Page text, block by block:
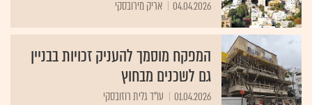
04.04.2026 אריק מירובסקי
המפקח מוסמך להעניק זכויות בבניין
גם לשכנים מבחוץ
01.04.2026 עו"ד גלית רוזובסקי